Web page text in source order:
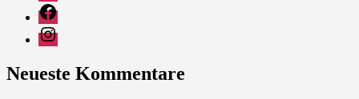
Facebook
Instagram
Neueste Kommentare